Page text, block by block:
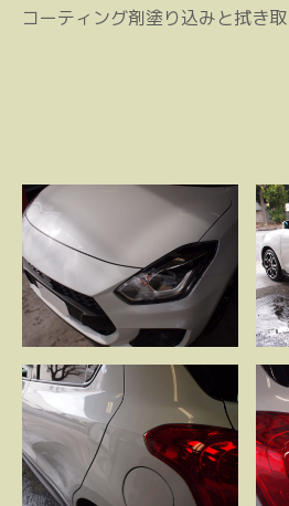
コーティング剤塗り込みと拭き取